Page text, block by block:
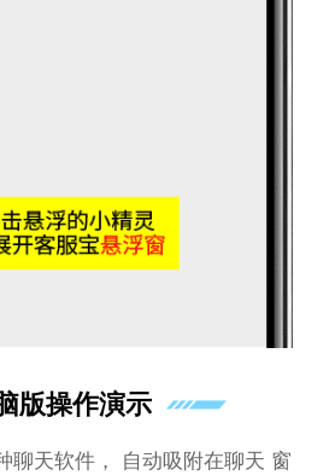
版操作演示
聊天软件， 自动吸附在聊天 窗